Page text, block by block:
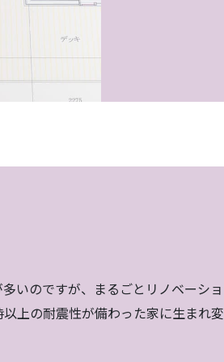
いのですが、まるごとリノベーショ
上の耐震性が備わった家に生まれ変